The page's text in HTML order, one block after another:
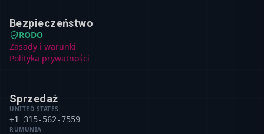
Bezpieczeństwo
RODO
Zasady i warunki
Polityka prywatności
Sprzedaż
UNITED STATES
+1 315-562-7559
RUMUNIA